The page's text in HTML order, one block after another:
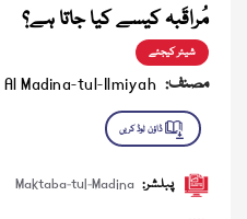
مُراقَبہ کیسے کیا جاتا ہے؟
شیئر کیجئے
مصنف: Al Madina-tul-Ilmiyah
پبلشر: Maktaba-tul-Madina